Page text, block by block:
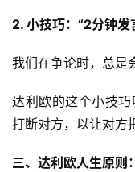
指
营
百
登录
2. 小技巧：“2分钟发
我们在争论时，总是
达利欧的这个小技
打断对方，以让对方
三、达利欧人生原则